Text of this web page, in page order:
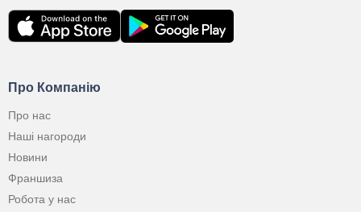
Про Компанію
Про нас
Наші нагороди
Новини
Франшиза
Робота у нас